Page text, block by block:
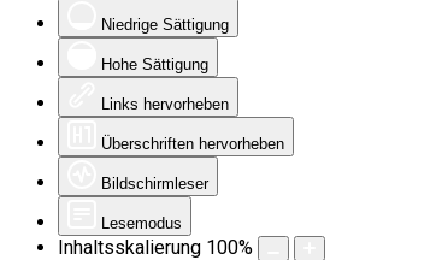
Niedrige Sättigung
Hohe Sättigung
Links hervorheben
Überschriften hervorheben
Bildschirmleser
Lesemodus
Inhaltsskalierung 100%